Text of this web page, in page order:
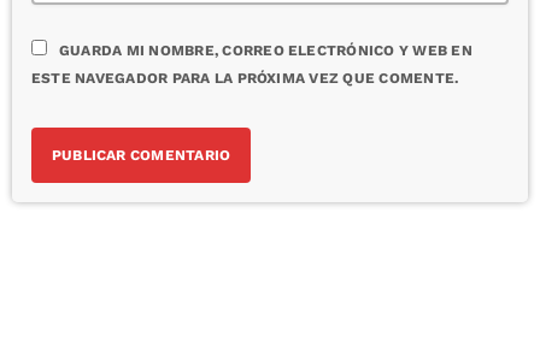
GUARDA MI NOMBRE, CORREO ELECTRÓNICO Y WEB EN
ESTE NAVEGADOR PARA LA PRÓXIMA VEZ QUE COMENTE.